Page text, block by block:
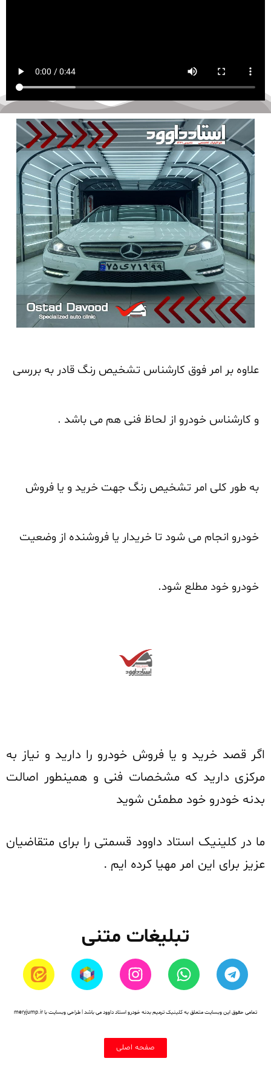
علاوه بر امر فوق کارشناس تشخیص رنگ قادر به بررسی
و کارشناس خودرو از لحاظ فنی هم می باشد .
به طور کلی امر تشخیص رنگ جهت خرید و یا فروش
خودرو انجام می شود تا خریدار یا فروشنده از وضعیت
خودرو خود مطلع شود.
اگر قصد خرید و یا فروش خودرو را دارید و نیاز به
مرکزی دارید که مشخصات فنی و همینطور اصالت
بدنه خودرو خود مطمئن شوید
ما در کلینیک استاد داوود قسمتی را برای متقاضیان
عزیز برای این امر مهیا کرده ایم .
تبلیغات متنی
تمامی حقوق این وبسایت متعلق به کلینیک ترمیم بدنه خودرو استاد داوود می باشد | طراحی وبسایت با meryjump.ir
صفحه اصلی